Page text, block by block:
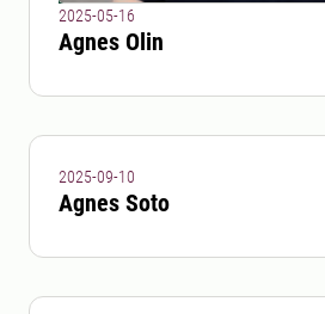
2025-05-16
Agnes Olin
2025-09-10
Agnes Soto